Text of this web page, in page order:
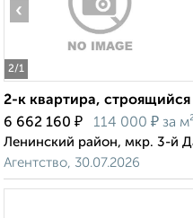
2/1
‹
2-к квартира,
6 662 160 ₽ 114 000 ₽ за
Ленинский район, мкр. 3-й
Агентство, 30.07.2026